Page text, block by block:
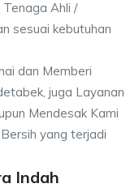
Ahli /
sesuai kebutuhan
dan Memberi
juga Layanan
Mendesak Kami
yang terjadi
Indah